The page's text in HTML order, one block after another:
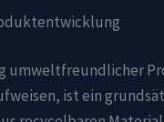
umweltfreundlicher
ist ein